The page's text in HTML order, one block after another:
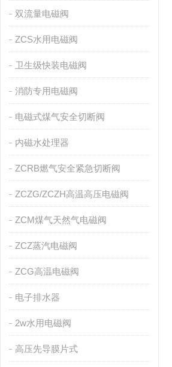
双流量电磁阀
ZCS水用电磁阀
卫生级快装电磁阀
消防专用电磁阀
电磁式煤气安全切断阀
内磁水处理器
ZCRB燃气安全紧急切断阀
ZCZG/ZCZH高温高压电磁阀
ZCM煤气天然气电磁阀
ZCZ蒸汽电磁阀
ZCG高温电磁阀
电子排水器
2w水用电磁阀
高压先导膜片式